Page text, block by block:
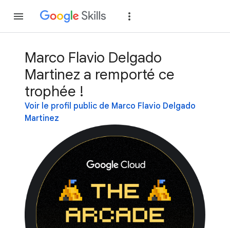
Marco Flavio Delgado
Martinez a remporté ce
trophée !
Voir le profil public de Marco Flavio Delgado
Martinez